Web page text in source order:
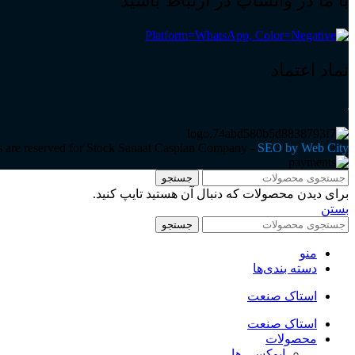
نماد اعتماد
are reserved for Stock Sanaat Caspian Company - SEO by Web City
جستجو
برای دیدن محصولات که دنبال آن هستید تایپ کنید.
بستن
جستجو
منو
دسته بندی‌ها
استاک صنعت
استاک صنعت
محصولات